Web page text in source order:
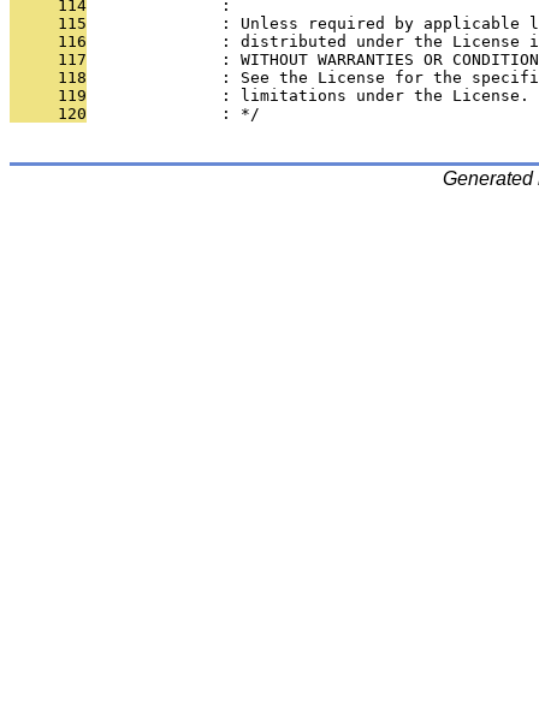
     114
              :
     115
: Unless required by applicable
     116
: distributed under the License
     117
: WITHOUT WARRANTIES OR
     118
: See the License for the
     119
              : limitations under the License.
     120
              : */